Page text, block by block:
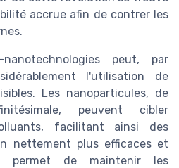
accrue afin de contrer les
peut, par
l'utilisation de
Les nanoparticules, de
peuvent cibler
facilitant ainsi des
nettement plus efficaces et
permet de maintenir les